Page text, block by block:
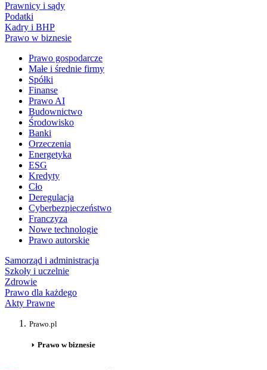
Prawnicy i sądy
Podatki
Kadry i BHP
Prawo w biznesie
Prawo gospodarcze
Małe i średnie firmy
Spółki
Finanse
Prawo AI
Budownictwo
Środowisko
Banki
Orzeczenia
Energetyka
ESG
Kredyty
Cło
Deregulacja
Cyberbezpieczeństwo
Franczyza
Nowe technologie
Prawo autorskie
Samorząd i administracja
Szkoły i uczelnie
Zdrowie
Prawo dla każdego
Akty Prawne
Prawo.pl
Prawo w biznesie